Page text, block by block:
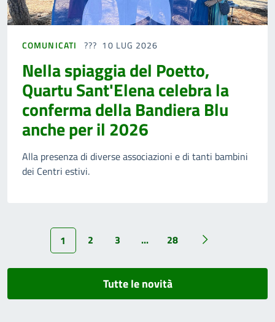
COMUNICATI 10 LUG 2026
Nella spiaggia del Poetto,
Quartu Sant'Elena celebra la
conferma della Bandiera Blu
anche per il 2026
Alla presenza di diverse associazioni e di tanti bambini
dei Centri estivi.
1 2 3 ... 28
Tutte le novità